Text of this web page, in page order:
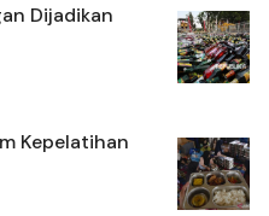
Dijadikan
Kepelatihan